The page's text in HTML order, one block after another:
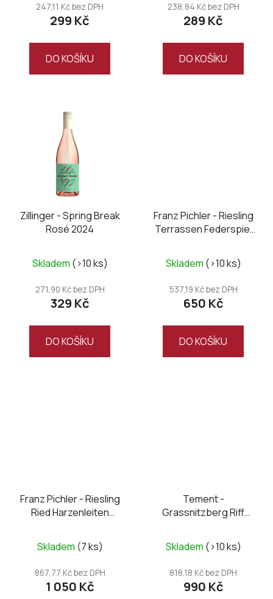
247,11 Kč bez DPH
299 Kč
DO KOŠÍKU
238,84 Kč bez DPH
289 Kč
DO KOŠÍKU
Zillinger - Spring Break
Rosé 2024
Skladem (>10 ks)
271,90 Kč bez DPH
329 Kč
DO KOŠÍKU
Franz Pichler - Riesling
Terrassen Federspiel
Skladem (>10 ks)
537,19 Kč bez DPH
650 Kč
DO KOŠÍKU
Franz Pichler - Riesling
Ried Harzenleiten
Skladem (7 ks)
867,77 Kč bez DPH
1 050 Kč
Tement -
Grassnitzberg Riff
2021
Skladem (>10 ks)
818,18 Kč bez DPH
990 Kč